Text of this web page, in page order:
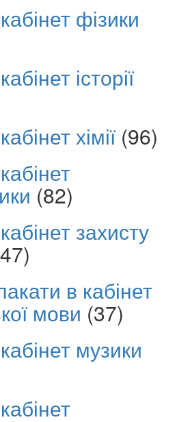
фізики
історії
хімії (96)
(82)
захисту
в кабінет
мови (37)
музики